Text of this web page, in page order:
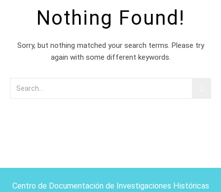
Nothing Found!
Sorry, but nothing matched your search terms. Please try
again with some different keywords.
Centro de Documentación de Investigaciones Históricas